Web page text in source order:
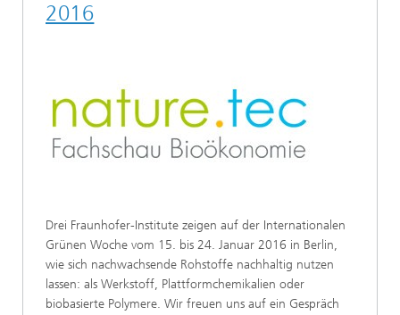
2016
Drei Fraunhofer-Institute zeigen auf der Internationalen
Grünen Woche vom 15. bis 24. Januar 2016 in Berlin,
wie sich nachwachsende Rohstoffe nachhaltig nutzen
lassen: als Werkstoff, Plattformchemikalien oder
biobasierte Polymere. Wir freuen uns auf ein Gespräch